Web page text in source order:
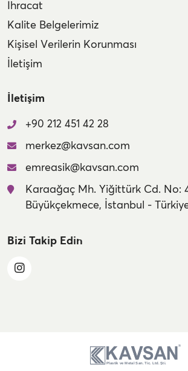
İhracat
Kalite Belgelerimiz
Kişisel Verilerin Korunması
İletişim
İletişim
+90 212 451 42 28
merkez@kavsan.com
emreasik@kavsan.com
Karaağaç Mh. Yiğittürk Cd. No:
Büyükçekmece, İstanbul -
Bizi Takip Edin